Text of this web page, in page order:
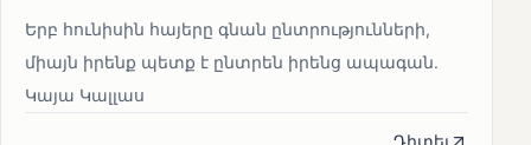
Երբ հունիսին հայերը գնան ընտրությունների,
միայն իրենք պետք է ընտրեն իրենց ապագան.
Կայա Կալլաս